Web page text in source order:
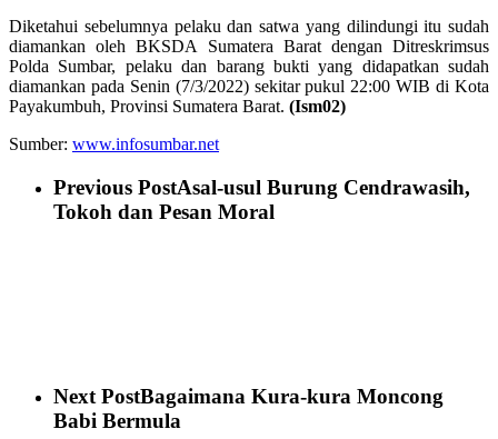
Diketahui sebelumnya pelaku dan satwa yang dilindungi itu sudah
diamankan oleh BKSDA Sumatera Barat dengan Ditreskrimsus
Polda Sumbar, pelaku dan barang bukti yang didapatkan sudah
diamankan pada Senin (7/3/2022) sekitar pukul 22:00 WIB di Kota
Payakumbuh, Provinsi Sumatera Barat. (Ism02)
Sumber: www.infosumbar.net
Previous PostAsal-usul Burung Cendrawasih,
Tokoh dan Pesan Moral
Next PostBagaimana Kura-kura Moncong
Babi Bermula